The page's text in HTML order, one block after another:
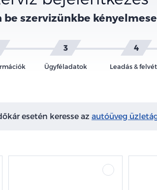
be szervizünkbe
Ügyféladatok Leadás &
esetén keresse az autóüveg